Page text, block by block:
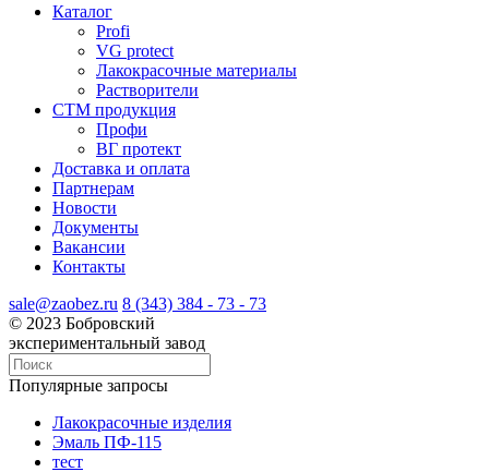
Каталог
Profi
VG protect
Лакокрасочные материалы
Растворители
CTM продукция
Профи
ВГ протект
Доставка и оплата
Партнерам
Новости
Документы
Вакансии
Контакты
sale@zaobez.ru 8 (343) 384 - 73 - 73
© 2023 Бобровский
экспериментальный завод
Популярные запросы
Лакокрасочные изделия
Эмаль ПФ-115
тест